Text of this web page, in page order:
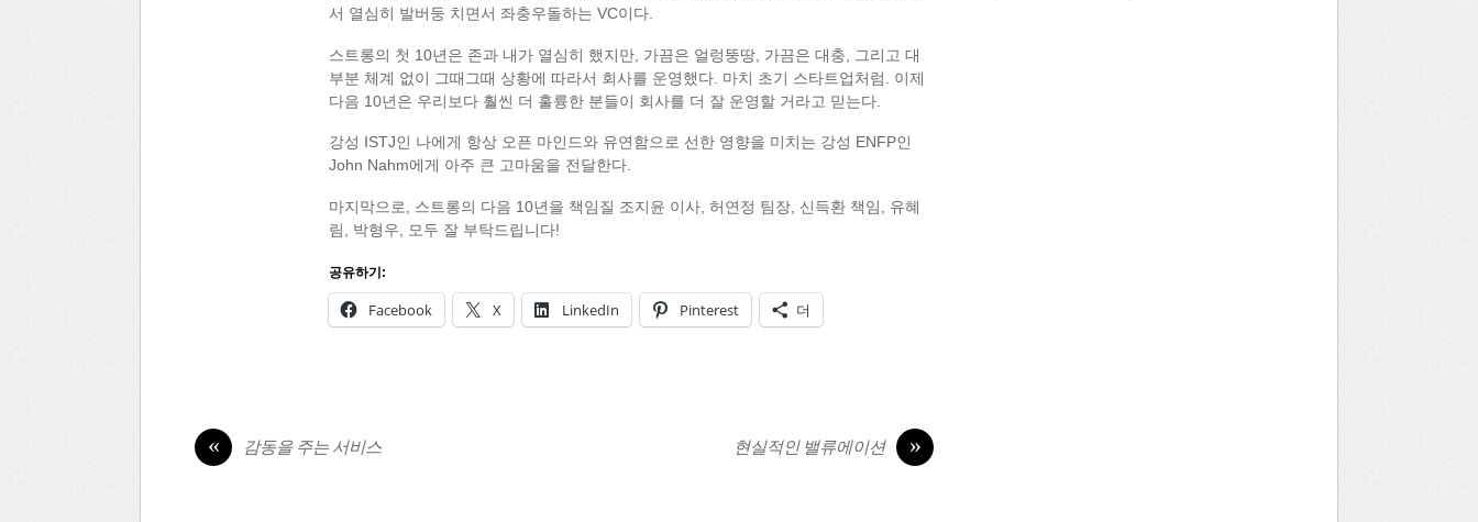
서 열심히 발버둥 치면서 좌충우돌하는 VC이다.
스트롱의 첫 10년은 존과 내가 열심히 했지만, 가끔은 얼렁뚱땅, 가끔은 대충, 그리고 대
부분 체계 없이 그때그때 상황에 따라서 회사를 운영했다. 마치 초기 스타트업처럼. 이제
다음 10년은 우리보다 훨씬 더 훌륭한 분들이 회사를 더 잘 운영할 거라고 믿는다.
강성 ISTJ인 나에게 항상 오픈 마인드와 유연함으로 선한 영향을 미치는 강성 ENFP인
John Nahm에게 아주 큰 고마움을 전달한다.
마지막으로, 스트롱의 다음 10년을 책임질 조지윤 이사, 허연정 팀장, 신득환 책임, 유혜
림, 박형우, 모두 잘 부탁드립니다!
공유하기:
Facebook X LinkedIn Pinterest 더
« 감동을 주는 서비스 »
현실적인 밸류에이션